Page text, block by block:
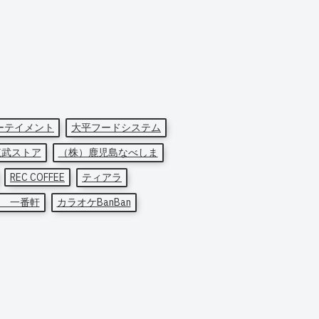
イメント
大平フードシステム
ストア
（株）鹿児島なべしま
REC COFFEE
ティアラ
一番軒
カラオケBanBan